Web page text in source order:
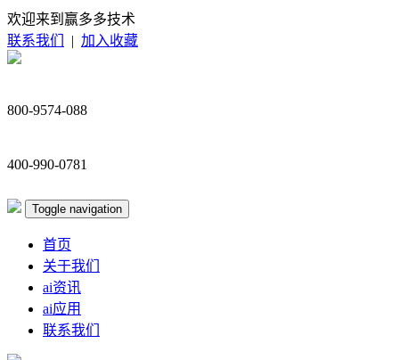
欢迎来到赢多多技术
联系我们
| 加入收藏
800-9574-088
400-990-0781
Toggle navigation
首页
关于我们
ai资讯
ai应用
联系我们